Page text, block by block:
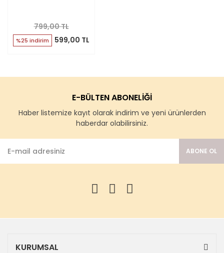
799,00 TL
%25 indirim 599,00 TL
E-BÜLTEN ABONELİĞİ
Haber listemize kayıt olarak indirim ve yeni ürünlerden
haberdar olabilirsiniz.
ABONE OL
KURUMSAL